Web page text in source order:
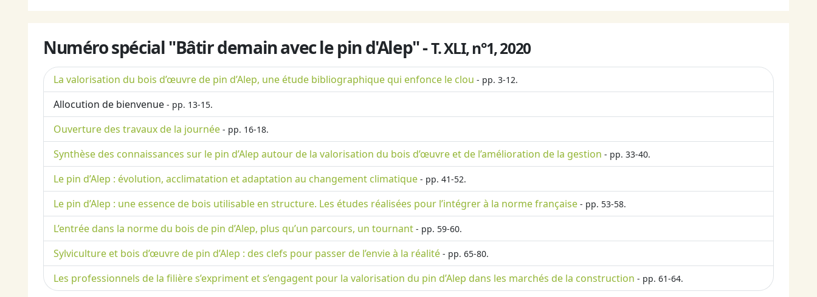
Numéro spécial "Bâtir demain avec le pin d'Alep" -T. XLI, n°1, 2020
La valorisation du bois d’œuvre de pin d’Alep, une étude bibliographique qui enfonce le clou - pp. 3-12.
Allocution de bienvenue - pp. 13-15.
Ouverture des travaux de la journée - pp. 16-18.
Synthèse des connaissances sur le pin d’Alep autour de la valorisation du bois d’œuvre et de l’amélioration de la gestion - pp. 33-40.
Le pin d’Alep : évolution, acclimatation et adaptation au changement climatique - pp. 41-52.
Le pin d’Alep : une essence de bois utilisable en structure. Les études réalisées pour l’intégrer à la norme française - pp. 53-58.
L’entrée dans la norme du bois de pin d’Alep, plus qu’un parcours, un tournant - pp. 59-60.
Sylviculture et bois d’œuvre de pin d’Alep : des clefs pour passer de l’envie à la réalité - pp. 65-80.
Les professionnels de la filière s’expriment et s’engagent pour la valorisation du pin d’Alep dans les marchés de la construction - pp. 61-64.